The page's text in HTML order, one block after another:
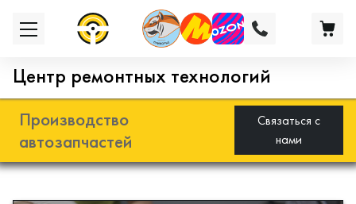
Центр ремонтных технологий
Производство
автозапчастей
Связаться с
нами